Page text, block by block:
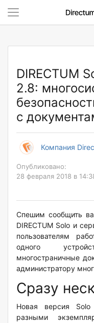
DIRECTUM
2.8:
с
Компания
Опубликовано:
28 февраля 2018 в
Спешим сообщить
DIRECTUM Solo и
пользователям
одного
многостраничные
администратору
Сразу
Новая версия
разными